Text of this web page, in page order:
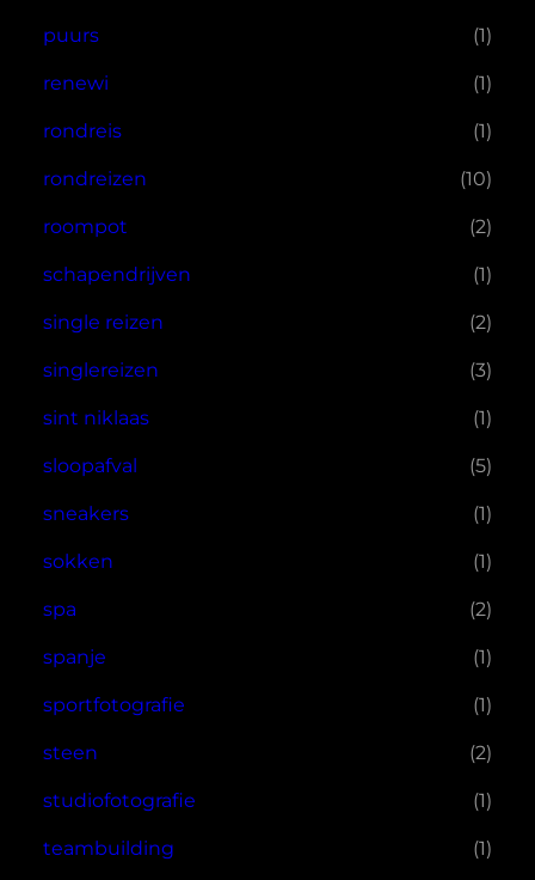
puurs (1)
renewi (1)
rondreis (1)
rondreizen (10)
roompot (2)
schapendrijven (1)
single reizen (2)
singlereizen (3)
sint niklaas (1)
sloopafval (5)
sneakers (1)
sokken (1)
spa (2)
spanje (1)
sportfotografie (1)
steen (2)
studiofotografie (1)
teambuilding (1)